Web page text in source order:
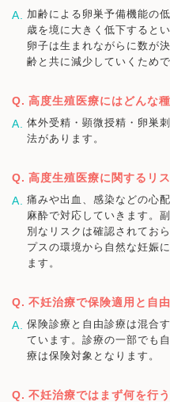
加齢による卵巣予備機能の
歳を境に大きく低下すると
卵子は生まれながらに数が
齢と共に減少していくためで
高度生殖医療にはどんな
体外受精・顕微授精・卵巣
法があります。
高度生殖医療に関するリ
痛みや出血、感染などの心
麻酔で対応していきます。
別なリスクは確認されてお
プスの環境から自然な妊娠
ます。
不妊治療で保険適用と自
保険診療と自由診療は混合
ています。診療の一部でも
療は保険対象となります。
不妊治療ではまず何を行